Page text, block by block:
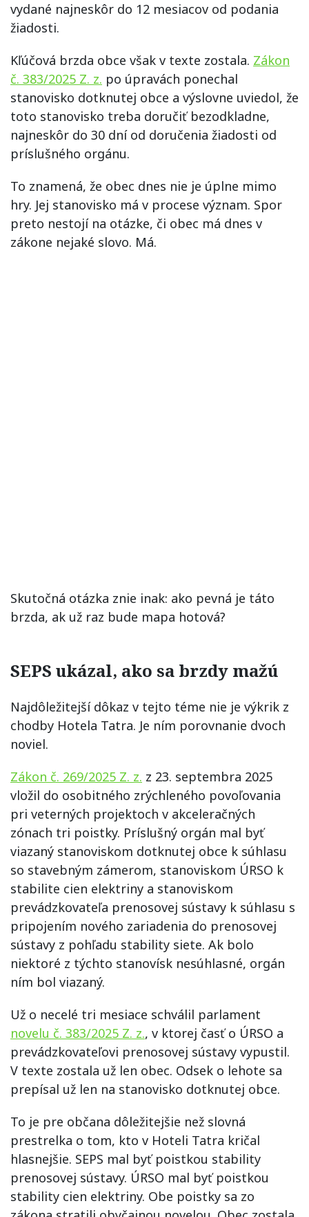
vydané najneskôr do 12 mesiacov od podania
žiadosti.
Kľúčová brzda obce však v texte zostala. Zákon
č. 383/2025 Z. z. po úpravách ponechal
stanovisko dotknutej obce a výslovne uviedol, že
toto stanovisko treba doručiť bezodkladne,
najneskôr do 30 dní od doručenia žiadosti od
príslušného orgánu.
To znamená, že obec dnes nie je úplne mimo
hry. Jej stanovisko má v procese význam. Spor
preto nestojí na otázke, či obec má dnes v
zákone nejaké slovo. Má.
Skutočná otázka znie inak: ako pevná je táto
brzda, ak už raz bude mapa hotová?
SEPS ukázal, ako sa brzdy mažú
Najdôležitejší dôkaz v tejto téme nie je výkrik z
chodby Hotela Tatra. Je ním porovnanie dvoch
noviel.
Zákon č. 269/2025 Z. z. z 23. septembra 2025
vložil do osobitného zrýchleného povoľovania
pri veterných projektoch v akceleračných
zónach tri poistky. Príslušný orgán mal byť
viazaný stanoviskom dotknutej obce k súhlasu
so stavebným zámerom, stanoviskom ÚRSO k
stabilite cien elektriny a stanoviskom
prevádzkovateľa prenosovej sústavy k súhlasu s
pripojením nového zariadenia do prenosovej
sústavy z pohľadu stability siete. Ak bolo
niektoré z týchto stanovísk nesúhlasné, orgán
ním bol viazaný.
Už o necelé tri mesiace schválil parlament
novelu č. 383/2025 Z. z., v ktorej časť o ÚRSO a
prevádzkovateľovi prenosovej sústavy vypustil.
V texte zostala už len obec. Odsek o lehote sa
prepísal už len na stanovisko dotknutej obce.
To je pre občana dôležitejšie než slovná
prestrelka o tom, kto v Hoteli Tatra kričal
hlasnejšie. SEPS mal byť poistkou stability
prenosovej sústavy. ÚRSO mal byť poistkou
stability cien elektriny. Obe poistky sa zo